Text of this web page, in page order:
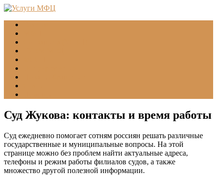
Суд Жукова: контакты и время работы
Суд ежедневно помогает сотням россиян решать различные
государственные и муниципальные вопросы. На этой
странице можно без проблем найти актуальные адреса,
телефоны и режим работы филиалов судов, а также
множество другой полезной информации.